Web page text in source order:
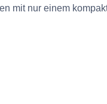
mit nur einem